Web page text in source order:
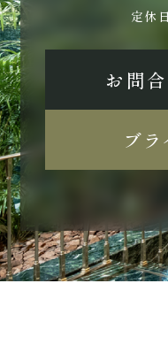
定休日
お問
ブラ